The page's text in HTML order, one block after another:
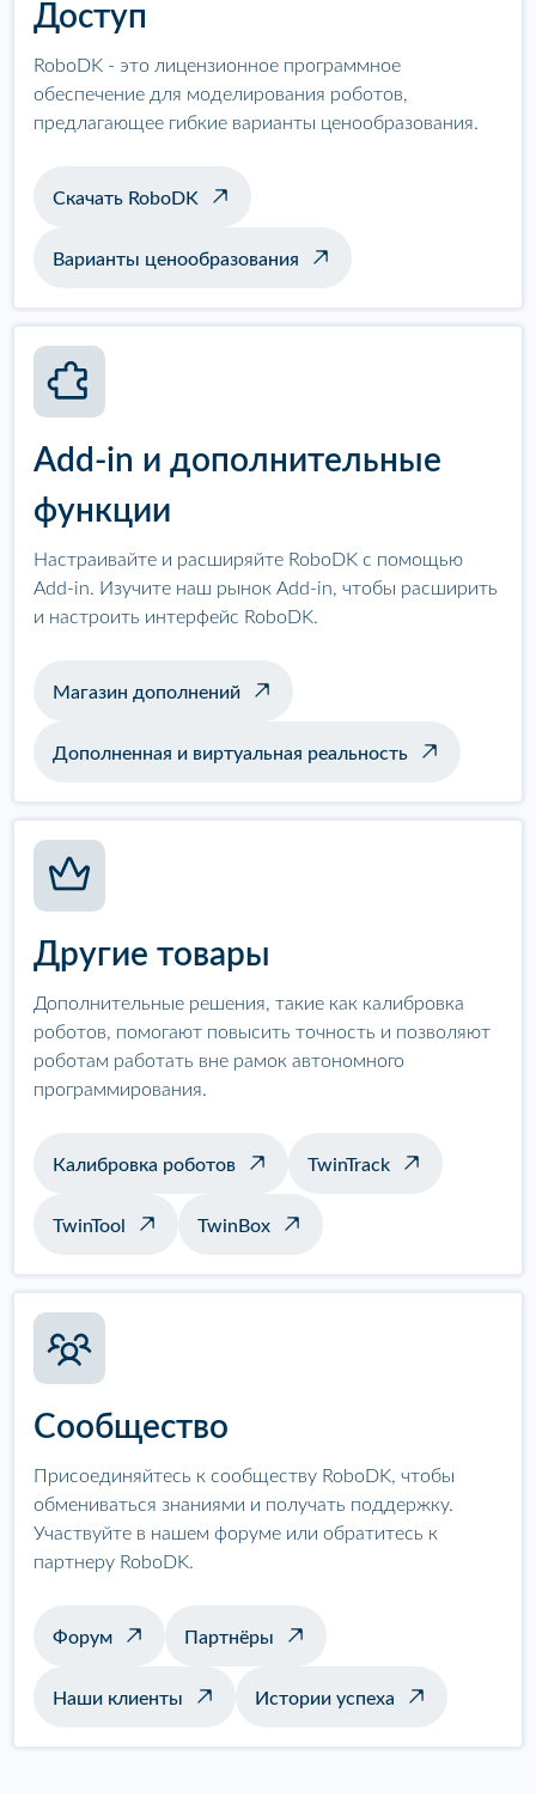
Доступ
RoboDK - это лицензионное программное
обеспечение для моделирования роботов,
предлагающее гибкие варианты ценообразования.
Скачать RoboDK
Варианты ценообразования
Add-in и дополнительные
функции
Настраивайте и расширяйте RoboDK с помощью
Add-in. Изучите наш рынок Add-in, чтобы расширить
и настроить интерфейс RoboDK.
Магазин дополнений
Дополненная и виртуальная реальность
Другие товары
Дополнительные решения, такие как калибровка
роботов, помогают повысить точность и позволяют
роботам работать вне рамок автономного
программирования.
Калибровка роботов TwinTrack
TwinTool TwinBox
Сообщество
Присоединяйтесь к сообществу RoboDK, чтобы
обмениваться знаниями и получать поддержку.
Участвуйте в нашем форуме или обратитесь к
партнеру RoboDK.
Форум Партнёры
Наши клиенты Истории успеха